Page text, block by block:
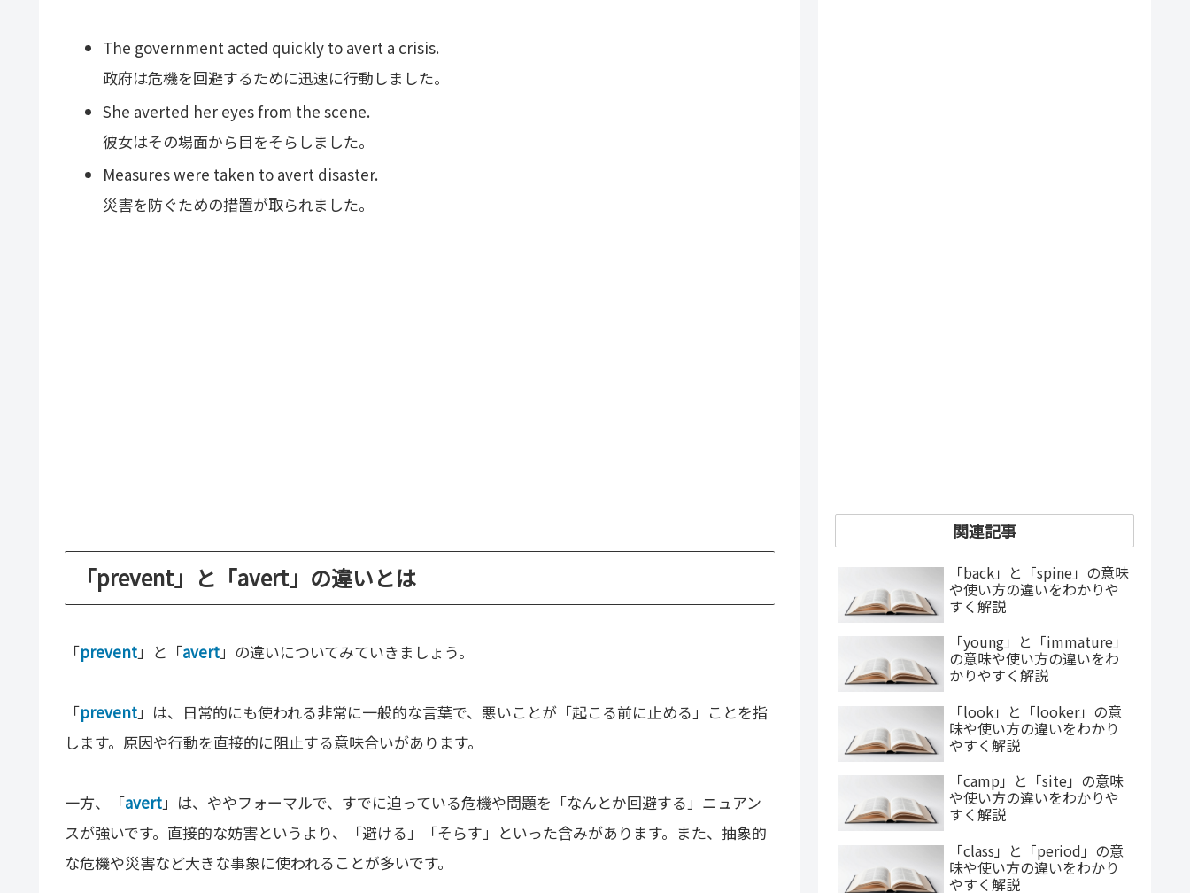
The government acted quickly to avert a crisis.
政府は危機を回避するために迅速に行動しました。
She averted her eyes from the scene.
彼女はその場面から目をそらしました。
Measures were taken to avert disaster.
災害を防ぐための措置が取られました。
「prevent」と「avert」の違いとは
「prevent」と「avert」の違いについてみていきましょう。
「prevent」は、日常的にも使われる非常に一般的な言葉で、悪いことが「起こる前に止める」ことを指
します。原因や行動を直接的に阻止する意味合いがあります。
一方、「avert」は、ややフォーマルで、すでに迫っている危機や問題を「なんとか回避する」ニュアン
スが強いです。直接的な妨害というより、「避ける」「そらす」といった含みがあります。また、抽象的
な危機や災害など大きな事象に使われることが多いです。
関連記事
「back」と「spine」の意味
や使い方の違いをわかりや
すく解説
「young」と「immature」
の意味や使い方の違いをわ
かりやすく解説
「look」と「looker」の意
味や使い方の違いをわかり
やすく解説
「camp」と「site」の意味
や使い方の違いをわかりや
すく解説
「class」と「period」の意
味や使い方の違いをわかり
やすく解説